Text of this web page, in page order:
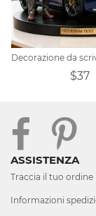
$37
ASSISTENZA
Traccia il tuo ordine
Informazioni